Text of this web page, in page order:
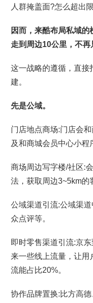
人群掩盖面?怎么超出
因而，来酷布局私域
走到周边10公里，不再
这一战略的遵循，直接
建。
先是公域。
门店地点商场:门店会
及和商城会员中心小程
商场周边写字楼/社区:
法，获取周边3~5km的
公域渠道引流:公域渠
众点评等。
即时零售渠道引流:京
来一些线上流量，让用
流能占比20%。
协作品牌置换:比方高